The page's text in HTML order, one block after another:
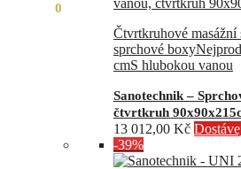
0
Čtvrtkruhové
sprchové boxy
cmS hlubokou vanou
Sanotechnik –
čtvrtkruh
13 012,00 Kč
-39%